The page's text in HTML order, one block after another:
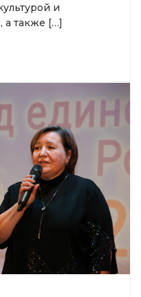
и
также […]